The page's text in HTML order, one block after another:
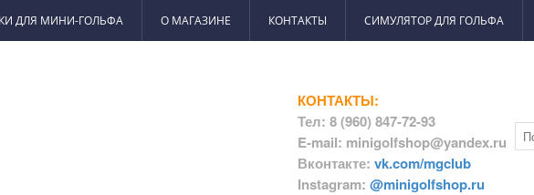
ДЛЯ МИНИ-ГОЛЬФА О МАГАЗИНЕ КОНТАКТЫ СИМУЛЯТОР ДЛЯ ГОЛЬФА
КОНТАКТЫ:
Тел: 8 (960) 847-72-93
E-mail: minigolfshop@yandex.ru
Вконтакте: vk.com/mgclub
Instagram: @minigolfshop.ru